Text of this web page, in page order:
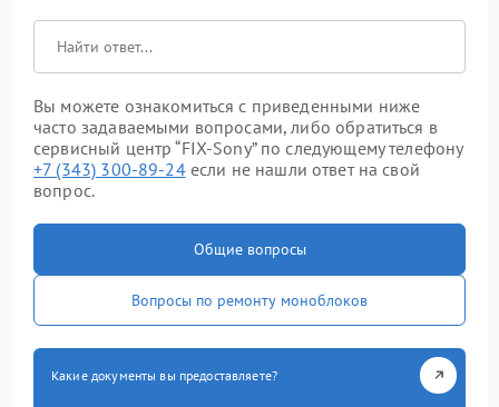
Вы можете ознакомиться с приведенными ниже
часто задаваемыми вопросами, либо обратиться в
сервисный центр “FIX-Sony” по следующему телефону
+7 (343) 300-89-24если не нашли ответ на свой
вопрос.
Общие вопросы
Вопросы по ремонту моноблоков
Какие документы вы предоставляете?